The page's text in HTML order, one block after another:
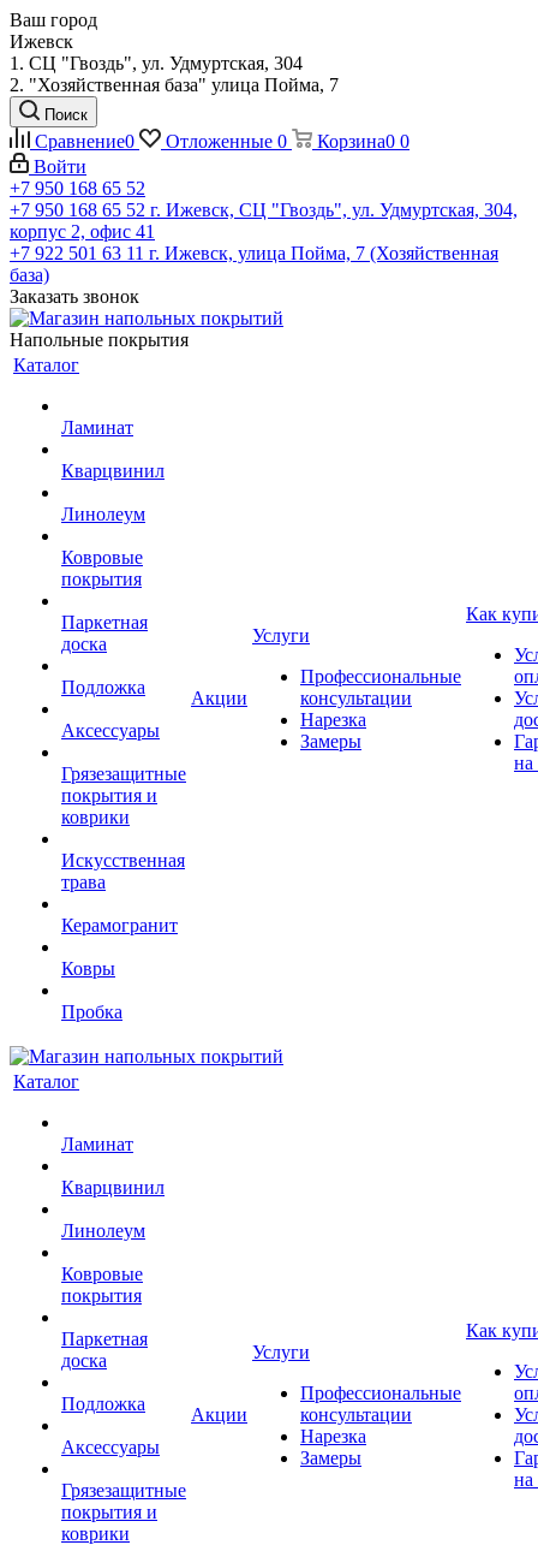
Ваш город
Ижевск
1. СЦ "Гвоздь", ул. Удмуртская, 304
2. "Хозяйственная база" улица Пойма, 7
Поиск
Сравнение0 Отложенные 0 Корзина0 0
Войти
+7 950 168 65 52
+7 950 168 65 52 г. Ижевск, СЦ "Гвоздь", ул. Удмуртская, 304,
корпус 2, офис 41
+7 922 501 63 11 г. Ижевск, улица Пойма, 7 (Хозяйственная
база)
Заказать звонок
Напольные покрытия
Каталог
Ламинат
Кварцвинил
Линолеум
Ковровые
покрытия
Паркетная
доска
Подложка
Аксессуары
Грязезащитные
покрытия и
коврики
Искусственная
трава
Керамогранит
Ковры
Пробка
Акции
Услуги
Профессиональные
консультации
Нарезка
Замеры
Как
на
Каталог
Ламинат
Кварцвинил
Линолеум
Ковровые
покрытия
Паркетная
доска
Подложка
Аксессуары
Грязезащитные
покрытия и
коврики
Акции
Услуги
Профессиональные
консультации
Нарезка
Замеры
Как
на